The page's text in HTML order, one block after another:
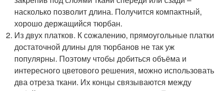
насколько позволит длина. Получится компактный,
хорошо держащийся тюрбан.
Из двух платков. К сожалению, прямоугольные платки
достаточной длины для тюрбанов не так уж
популярны. Поэтому чтобы добиться объёма и
интересного цветового решения, можно использовать
два отреза ткани. Их концы связываются между